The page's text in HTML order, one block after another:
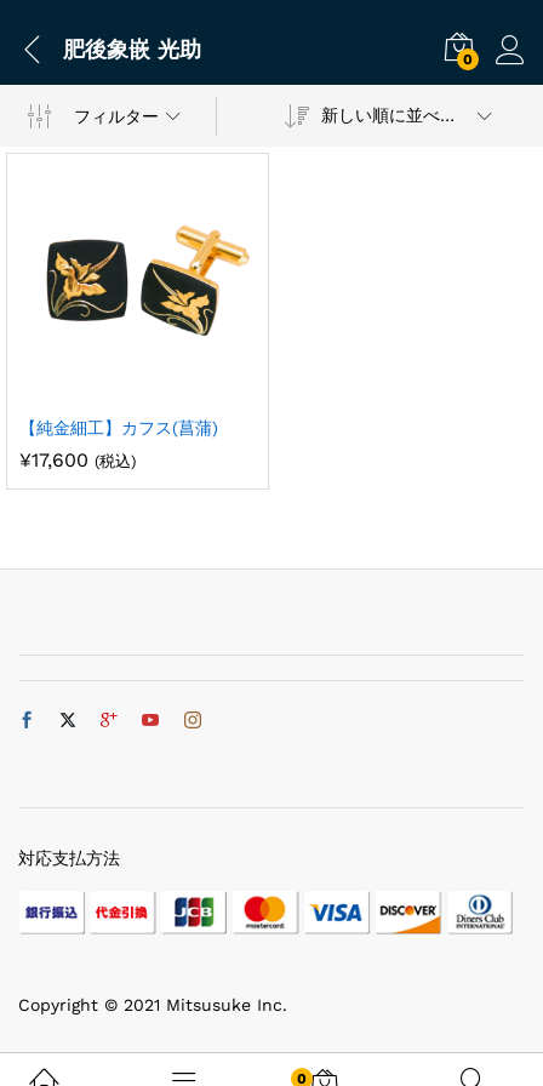
肥後象嵌 光助 0
フィルター 新しい順に並べ替え
【純金細工】カフス(菖蒲)
¥17,600 (税込)
Copyright © 2021 Mitsusuke Inc.
対応支払方法
0